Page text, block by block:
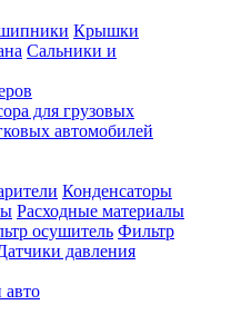
Крышки
Сальники и
для грузовых
автомобилей
Конденсаторы
Расходные материалы
осушитель Фильтр
давления
авто